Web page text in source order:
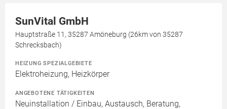
SunVital GmbH
Hauptstraße 11, 35287 Amöneburg (26km von 35287
Schrecksbach)
HEIZUNG SPEZIALGEBIETE
Elektroheizung, Heizkörper
ANGEBOTENE TÄTIGKEITEN
Neuinstallation / Einbau, Austausch, Beratung,